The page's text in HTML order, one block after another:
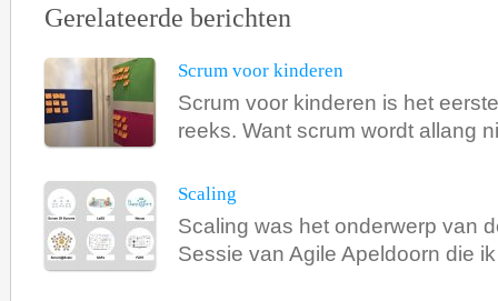
Gerelateerde berichten
Scrum voor kinderen
Scrum voor kinderen is het
reeks. Want scrum wordt allang
Scaling
Scaling was het onderwerp van
Sessie van Agile Apeldoorn die